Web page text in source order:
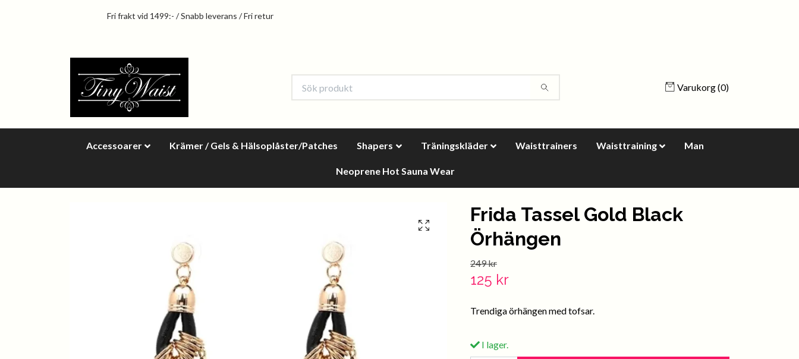
Fri frakt vid 1499:- / Snabb leverans / Fri retur
Varukorg(0)
Accessoarer Krämer / Gels & Hälsoplåster/Patches Shapers Träningskläder Waisttrainers Waisttraining Man
Neoprene Hot Sauna Wear
Frida Tassel Gold Black
Örhängen
249 kr
125 kr
Trendiga örhängen med tofsar.
I lager.